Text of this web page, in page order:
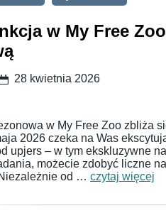
w My Free
28 kwietnia 2026
w My Free Zoo zbliża
2026 czeka na Was
upjers – w tym ekskluzywne
możecie zdobyć liczne
od … czytaj więcej